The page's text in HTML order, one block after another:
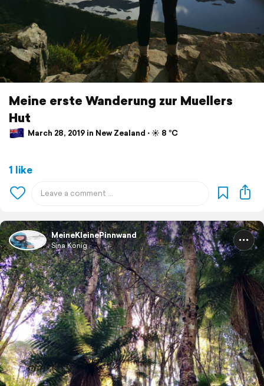
Meine erste Wanderung zur Muellers
Hut
March 28, 2019 in New Zealand ⋅ ☀️ 8 °C
1 like
MeineKleinePinnwand
Sina König